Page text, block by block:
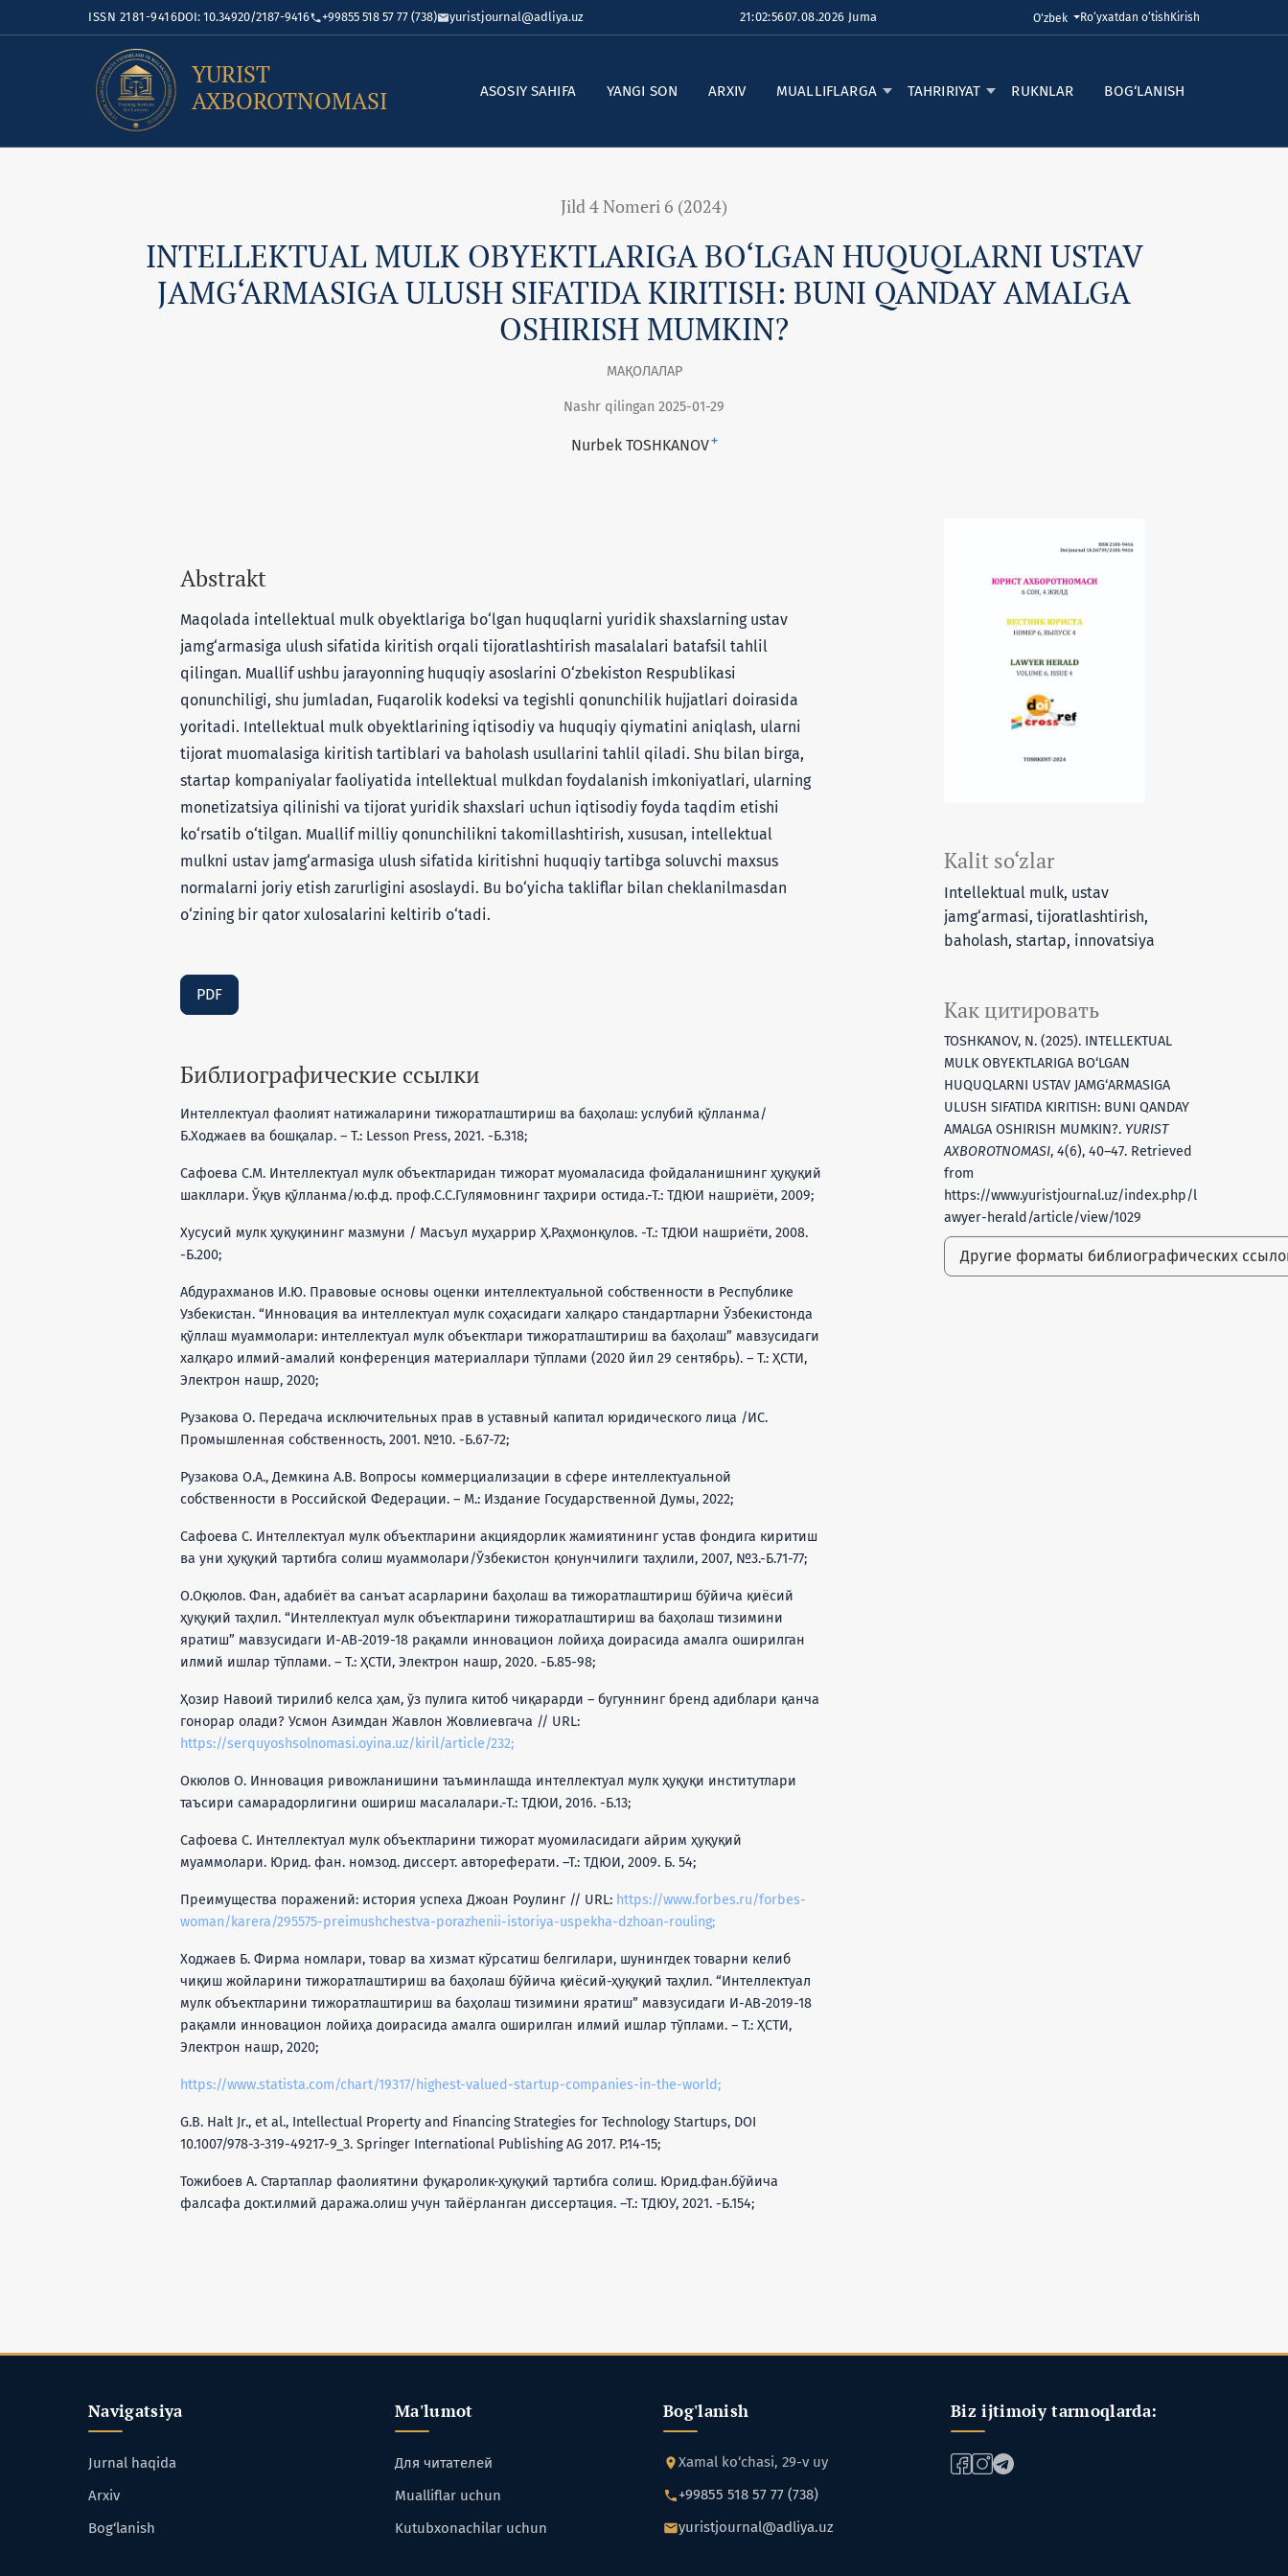
ISSN 2181-9416DOI: 10.34920/2187-9416 +99855 518 57 77 (738) yuristjournal@adliya.uz 21:02:5707.08.2026 Juma Tilni o'zgartirish. Joriy til:
O'zbek Ro‘yxatdan o‘tishKirish
YURIST
AXBOROTNOMASI
ASOSIY SAHIFA YANGI SON ARXIV MUALLIFLARGA TAHRIRIYAT RUKNLAR BOG‘LANISH
Jild 4 Nomeri 6 (2024)
INTELLEKTUAL MULK OBYEKTLARIGA BO‘LGAN HUQUQLARNI USTAV
JAMG‘ARMASIGA ULUSH SIFATIDA KIRITISH: BUNI QANDAY AMALGA
OSHIRISH MUMKIN?
МАҚОЛАЛАР
Nashr qilingan 2025-01-29
Nurbek TOSHKANOV+
Kalit so‘zlar
Intellektual mulk, ustav
jamg‘armasi, tijoratlashtirish,
baholash, startap, innovatsiya
Как цитировать
TOSHKANOV, N. (2025). INTELLEKTUAL
MULK OBYEKTLARIGA BO‘LGAN
HUQUQLARNI USTAV JAMG‘ARMASIGA
ULUSH SIFATIDA KIRITISH: BUNI QANDAY
AMALGA OSHIRISH MUMKIN?. YURIST
AXBOROTNOMASI, 4(6), 40–47. Retrieved
from
https://www.yuristjournal.uz/index.php/l
awyer-herald/article/view/1029
Другие форматы библиографических
Abstrakt
Maqolada intellektual mulk obyektlariga bo‘lgan huquqlarni yuridik shaxslarning ustav
jamg‘armasiga ulush sifatida kiritish orqali tijoratlashtirish masalalari batafsil tahlil
qilingan. Muallif ushbu jarayonning huquqiy asoslarini O‘zbekiston Respublikasi
qonunchiligi, shu jumladan, Fuqarolik kodeksi va tegishli qonunchilik hujjatlari doirasida
yoritadi. Intellektual mulk obyektlarining iqtisodiy va huquqiy qiymatini aniqlash, ularni
tijorat muomalasiga kiritish tartiblari va baholash usullarini tahlil qiladi. Shu bilan birga,
startap kompaniyalar faoliyatida intellektual mulkdan foydalanish imkoniyatlari, ularning
monetizatsiya qilinishi va tijorat yuridik shaxslari uchun iqtisodiy foyda taqdim etishi
ko‘rsatib o‘tilgan. Muallif milliy qonunchilikni takomillashtirish, xususan, intellektual
mulkni ustav jamg‘armasiga ulush sifatida kiritishni huquqiy tartibga soluvchi maxsus
normalarni joriy etish zarurligini asoslaydi. Bu bo‘yicha takliflar bilan cheklanilmasdan
o‘zining bir qator xulosalarini keltirib o‘tadi.
PDF
Библиографические ссылки
Интеллектуал фаолият натижаларини тижоратлаштириш ва баҳолаш: услубий қўлланма/
Б.Ходжаев ва бошқалар. – Т.: Lesson Press, 2021. -Б.318;
Сафоева С.М. Интеллектуал мулк объектларидан тижорат муомаласида фойдаланишнинг ҳуқуқий
шакллари. Ўқув қўлланма/ю.ф.д. проф.С.С.Гулямовнинг таҳрири остида.-Т.: ТДЮИ нашриёти, 2009;
Хусусий мулк ҳуқуқининг мазмуни / Масъул муҳаррир Ҳ.Раҳмонқулов. -Т.: ТДЮИ нашриёти, 2008.
-Б.200;
Абдурахманов И.Ю. Правовые основы оценки интеллектуальной собственности в Республике
Узбекистан. “Инновация ва интеллектуал мулк соҳасидаги халқаро стандартларни Ўзбекистонда
қўллаш муаммолари: интеллектуал мулк объектлари тижоратлаштириш ва баҳолаш” мавзусидаги
халқаро илмий-амалий конференция материаллари тўплами (2020 йил 29 сентябрь). – Т.: ҲСТИ,
Электрон нашр, 2020;
Рузакова О. Передача исключительных прав в уставный капитал юридического лица /ИС.
Промышленная собственность, 2001. №10. -Б.67-72;
Рузакова О.А., Демкина А.В. Вопросы коммерциализации в сфере интеллектуальной
собственности в Российской Федерации. – М.: Издание Государственной Думы, 2022;
Сафоева С. Интеллектуал мулк объектларини акциядорлик жамиятининг устав фондига киритиш
ва уни ҳуқуқий тартибга солиш муаммолари/Ўзбекистон қонунчилиги таҳлили, 2007, №3.-Б.71-77;
О.Оқюлов. Фан, адабиёт ва санъат асарларини баҳолаш ва тижоратлаштириш бўйича қиёсий
ҳуқуқий таҳлил. “Интеллектуал мулк объектларини тижоратлаштириш ва баҳолаш тизимини
яратиш” мавзусидаги И-АВ-2019-18 рақамли инновацион лойиҳа доирасида амалга оширилган
илмий ишлар тўплами. – Т.: ҲСТИ, Электрон нашр, 2020. -Б.85-98;
Ҳозир Навоий тирилиб келса ҳам, ўз пулига китоб чиқарарди – бугуннинг бренд адиблари қанча
гонорар олади? Усмон Азимдан Жавлон Жовлиевгача // URL:
https://serquyoshsolnomasi.oyina.uz/kiril/article/232;
Окюлов О. Инновация ривожланишини таъминлашда интеллектуал мулк ҳуқуқи институтлари
таъсири самарадорлигини ошириш масалалари.-Т.: ТДЮИ, 2016. -Б.13;
Сафоева С. Интеллектуал мулк объектларини тижорат муомиласидаги айрим ҳуқуқий
муаммолари. Юрид. фан. номзод. диссерт. автореферати. –Т.: ТДЮИ, 2009. Б. 54;
Преимущества поражений: история успеха Джоан Роулинг // URL: https://www.forbes.ru/forbes-
woman/karera/295575-preimushchestva-porazhenii-istoriya-uspekha-dzhoan-rouling;
Ходжаев Б. Фирма номлари, товар ва хизмат кўрсатиш белгилари, шунингдек товарни келиб
чиқиш жойларини тижоратлаштириш ва баҳолаш бўйича қиёсий-ҳуқуқий таҳлил. “Интеллектуал
мулк объектларини тижоратлаштириш ва баҳолаш тизимини яратиш” мавзусидаги И-АВ-2019-18
рақамли инновацион лойиҳа доирасида амалга оширилган илмий ишлар тўплами. – Т.: ҲСТИ,
Электрон нашр, 2020;
https://www.statista.com/chart/19317/highest-valued-startup-companies-in-the-world;
G.B. Halt Jr., et al., Intellectual Property and Financing Strategies for Technology Startups, DOI
10.1007/978-3-319-49217-9_3. Springer International Publishing AG 2017. P.14-15;
Тожибоев А. Стартаплар фаолиятини фуқаролик-ҳуқуқий тартибга солиш. Юрид.фан.бўйича
фалсафа докт.илмий даража.олиш учун тайёрланган диссертация. –Т.: ТДЮУ, 2021. -Б.154;
Navigatsiya
Jurnal haqida
Arxiv
Bog‘lanish
Ma'lumot
Для читателей
Mualliflar uchun
Kutubxonachilar uchun
Bog'lanish
Xamal ko‘chasi, 29-v uy
+99855 518 57 77 (738)
yuristjournal@adliya.uz
Biz ijtimoiy tarmoqlarda: